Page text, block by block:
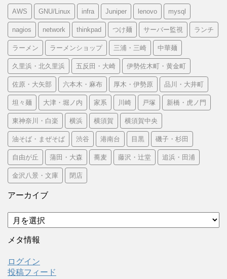
AWS GNU/Linux infra Juniper lenovo mysql
nagios network thinkpad つけ麺 サーバー監視 ランチ
ラーメン ラーメンショップ 三浦・三崎 中華麺
久里浜・北久里浜 五反田・大崎 伊勢佐木町・黄金町
佐原・大矢部 六本木・麻布 厚木・伊勢原 品川・大井町
坦々麺 大津・堀ノ内 家系 川崎 戸塚 新橋・虎ノ門
東神奈川・白楽 横浜 横須賀 横須賀中央
油そば・まぜそば 渋谷 港南台 目黒 磯子・杉田
自由が丘 蒲田・大森 蕎麦 藤沢・辻堂 追浜・田浦
金沢八景・文庫 閉店
アーカイブ
ア
ー
カ
ブ
メタ情報
ログイン
投稿フィード